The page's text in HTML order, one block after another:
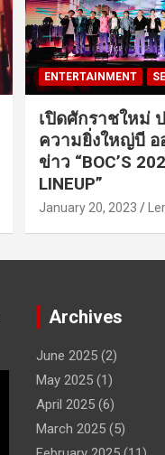
ENTERTAINMENT
เปิดศักราชใหม่
ความยิ่งใหญ่บี
ข่าว “BOC’S
LINEUP”
January 20, 2023
Archives
June 2025(2)
May 2025(1)
April 2025(6)
March 2025(5)